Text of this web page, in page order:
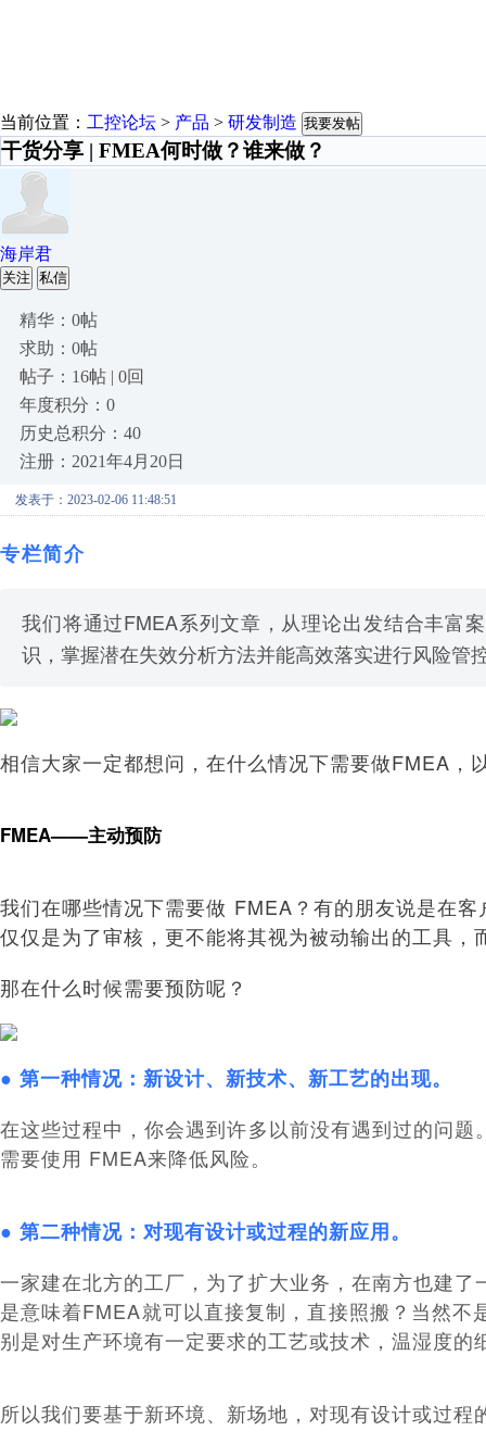
当前位置： 工控论坛 > 产品 > 研发制造 我要发帖
干货分享 | FMEA何时做？谁来做？
海岸君
关注 私信
精华：0帖
求助：0帖
帖子：16帖 | 0回
年度积分：0
历史总积分：40
注册：2021年4月20日
发表于：2023-02-06 11:48:51
专栏简介
我们将通过FMEA系列文章，从理论出发结合丰富
识，掌握潜在失效分析方法并能高效落实进行风险
相信大家一定都想问，在什么情况下需要做FMEA
FMEA——主动预防
我们在哪些情况下需要做 FMEA？有的朋友说是在
仅仅是为了审核，更不能将其视为被动输出的工具，
那在什么时候需要预防呢？
● 第一种情况：新设计、新技术、新工艺的出现。
在这些过程中，你会遇到许多以前没有遇到过的问
需要使用 FMEA来降低风险。
● 第二种情况：对现有设计或过程的新应用。
一家建在北方的工厂，为了扩大业务，在南方也建
是意味着FMEA就可以直接复制，直接照搬？当然
别是对生产环境有一定要求的工艺或技术，温湿度
所以我们要基于新环境、新场地，对现有设计或过